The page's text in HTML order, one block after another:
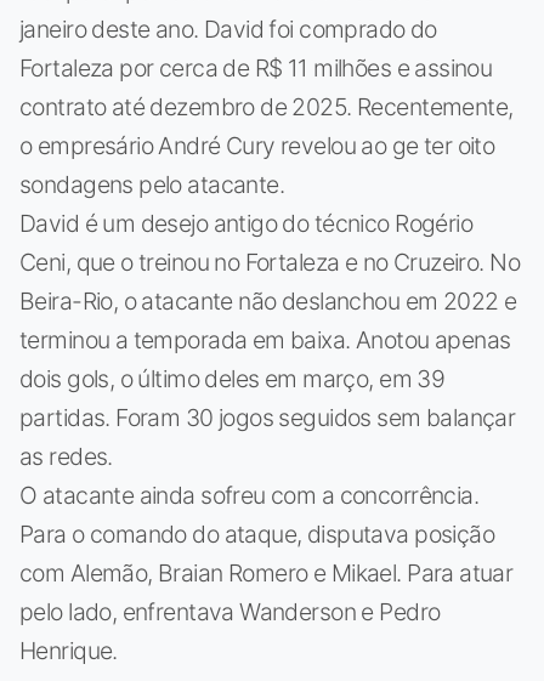
janeiro deste ano. David foi comprado do
Fortaleza por cerca de R$ 11 milhões e assinou
contrato até dezembro de 2025. Recentemente,
o empresário André Cury revelou ao ge ter oito
sondagens pelo atacante.
David é um desejo antigo do técnico Rogério
Ceni, que o treinou no Fortaleza e no Cruzeiro. No
Beira-Rio, o atacante não deslanchou em 2022 e
terminou a temporada em baixa. Anotou apenas
dois gols, o último deles em março, em 39
partidas. Foram 30 jogos seguidos sem balançar
as redes.
O atacante ainda sofreu com a concorrência.
Para o comando do ataque, disputava posição
com Alemão, Braian Romero e Mikael. Para atuar
pelo lado, enfrentava Wanderson e Pedro
Henrique.